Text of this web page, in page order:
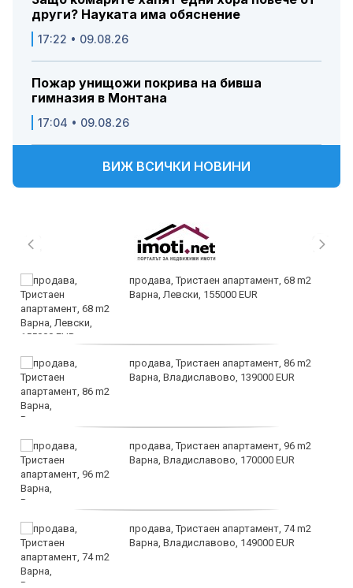
други? Науката има обяснение
17:22 • 09.08.26
Пожар унищожи покрива на бивша
гимназия в Монтана
17:04 • 09.08.26
ВИЖ ВСИЧКИ НОВИНИ
продава, Тристаен апартамент, 68 m2
Варна, Левски, 155000 EUR
продава, Тристаен апартамент, 86 m2
Варна, Владиславово, 139000 EUR
продава, Тристаен апартамент, 96 m2
Варна, Владиславово, 170000 EUR
продава, Тристаен апартамент, 74 m2
Варна, Владиславово, 149000 EUR